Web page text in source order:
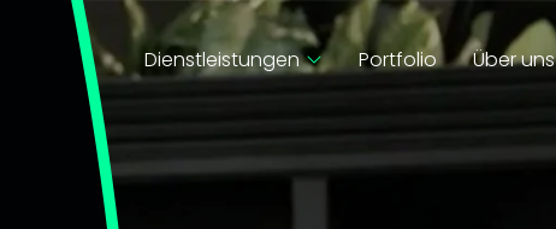
Dienstleistungen Portfolio Über uns